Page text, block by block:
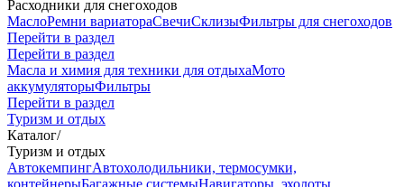
Расходники для снегоходов
МаслоРемни вариатораСвечиСклизыФильтры для снегоходов
Перейти в раздел
Перейти в раздел
Масла и химия для техники для отдыхаМото
аккумуляторыФильтры
Перейти в раздел
Туризм и отдых
Каталог/
Туризм и отдых
АвтокемпингАвтохолодильники, термосумки,
контейнерыБагажные системыНавигаторы, эхолоты,